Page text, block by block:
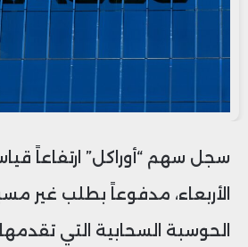
سجل سهم “أوراكل” ارتفاعاً
الأربعاء، مدفوعاً بطلب غير
الحوسبة السحابية التي